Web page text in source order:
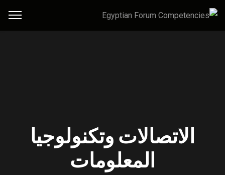
الاتصالات وتكنولوجيا
المعلومات